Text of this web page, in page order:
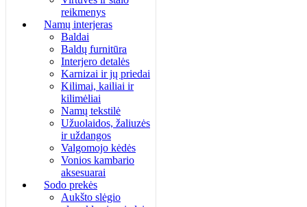
reikmenys
Namų interjeras
Baldai
Baldų furnitūra
Interjero detalės
Karnizai ir jų priedai
Kilimai, kailiai ir
kilimėliai
Namų tekstilė
Užuolaidos, žaliuzės
ir uždangos
Valgomojo kėdės
Vonios kambario
aksesuarai
Sodo prekės
Aukšto slėgio